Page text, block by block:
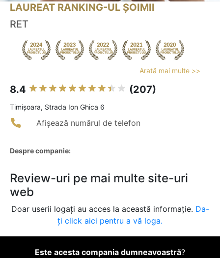
LAUREAT RANKING-UL ȘOIMII
RET
Arată mai multe >>
8.4 (207)
Timişoara, Strada Ion Ghica 6
Afișează numărul de telefon
Despre companie:
Review-uri pe mai multe site-uri
web
Doar userii logați au acces la această informație. Da-
ți click aici pentru a vă loga.
Este acesta compania dumneavoastră?